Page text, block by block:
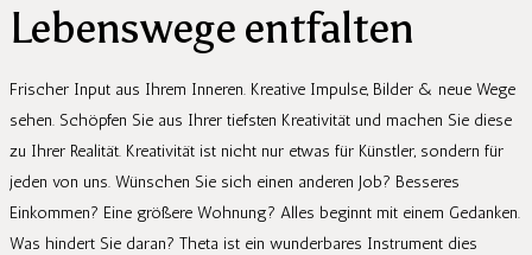
Lebenswege entfalten
Frischer Input aus Ihrem Inneren. Kreative Impulse, Bilder & neue Wege
sehen. Schöpfen Sie aus Ihrer tiefsten Kreativität und machen Sie diese
zu Ihrer Realität. Kreativität ist nicht nur etwas für Künstler, sondern für
jeden von uns. Wünschen Sie sich einen anderen Job? Besseres
Einkommen? Eine größere Wohnung? Alles beginnt mit einem Gedanken.
Was hindert Sie daran? Theta ist ein wunderbares Instrument dies